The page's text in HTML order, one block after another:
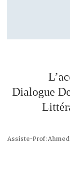
Dialogue
Assiste-Prof: